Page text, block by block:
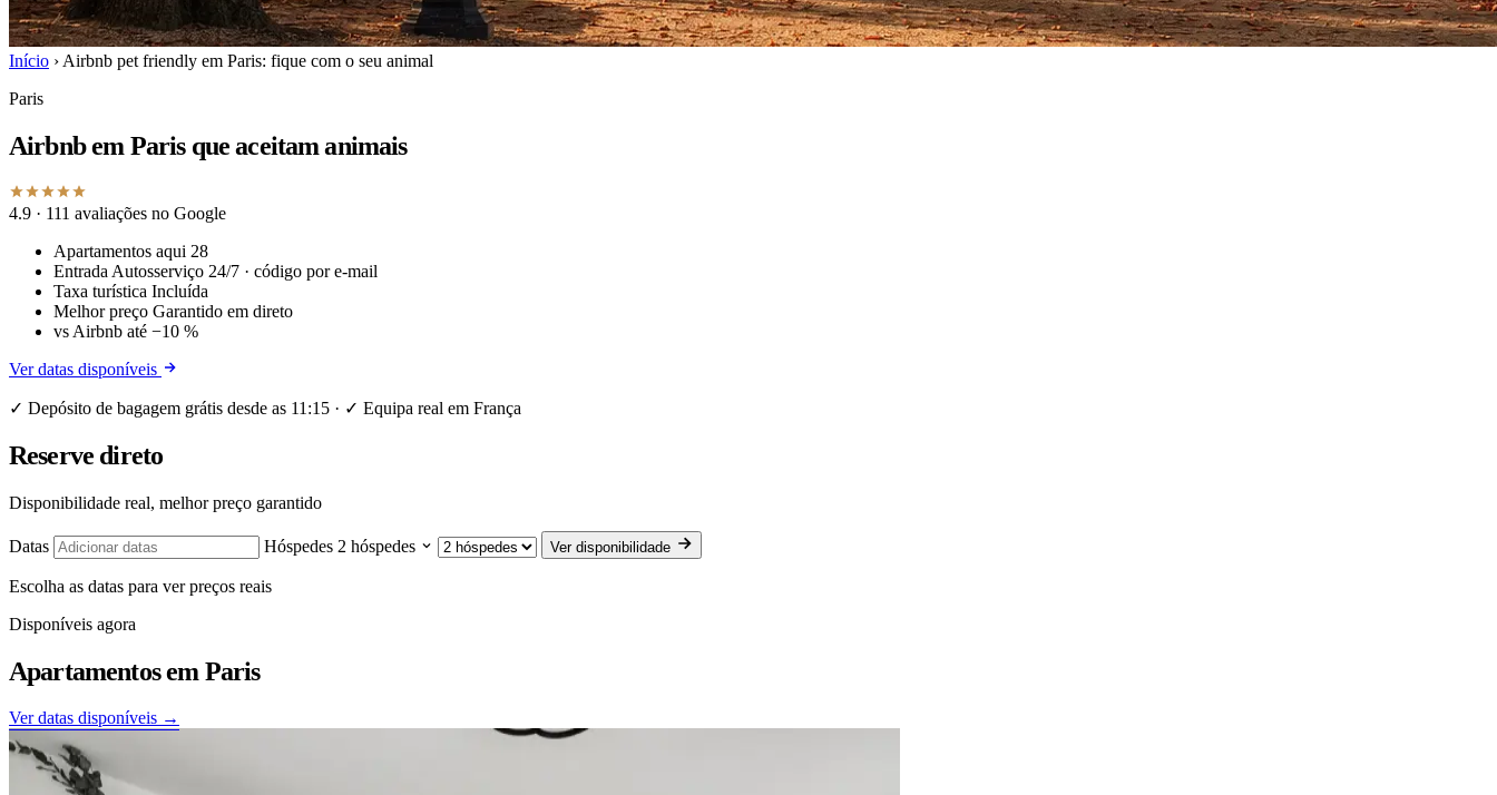
Início › Airbnb pet friendly em Paris: fique com o seu animal
Paris
Airbnb em Paris que aceitam animais
4.9 · 111 avaliações no Google
Apartamentos aqui 28
Entrada Autosserviço 24/7 · código por e-mail
Taxa turística Incluída
Melhor preço Garantido em direto
vs Airbnb até −10 %
Ver datas disponíveis
✓ Depósito de bagagem grátis desde as 11:15 · ✓ Equipa real em França
Reserve direto
Disponibilidade real, melhor preço garantido
Datas Hóspedes 2 hóspedes Ver disponibilidade
Escolha as datas para ver preços reais
Disponíveis agora
Apartamentos em Paris
Ver datas disponíveis →